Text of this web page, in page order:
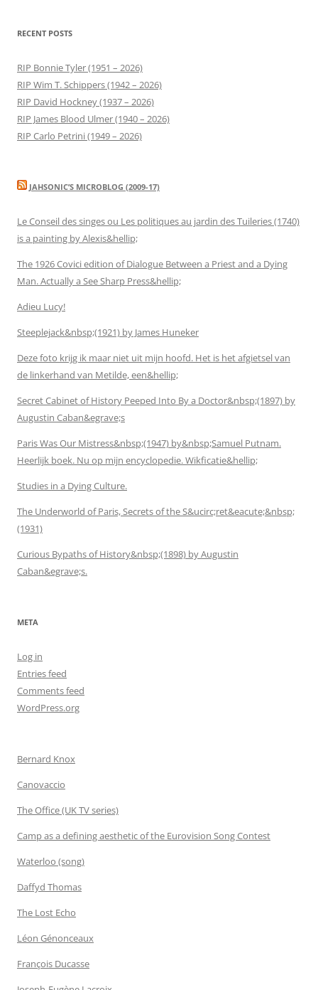
RECENT POSTS
RIP Bonnie Tyler (1951 – 2026)
RIP Wim T. Schippers (1942 – 2026)
RIP David Hockney (1937 – 2026)
RIP James Blood Ulmer (1940 – 2026)
RIP Carlo Petrini (1949 – 2026)
JAHSONIC’S MICROBLOG (2009-17)
Le Conseil des singes ou Les politiques au jardin des Tuileries (1740)
is a painting by Alexis&hellip;
The 1926 Covici edition of Dialogue Between a Priest and a Dying
Man. Actually a See Sharp Press&hellip;
Adieu Lucy!
Steeplejack&nbsp;(1921) by James Huneker
Deze foto krijg ik maar niet uit mijn hoofd. Het is het afgietsel van
de linkerhand van Metilde, een&hellip;
Secret Cabinet of History Peeped Into By a Doctor&nbsp;(1897) by
Augustin Caban&egrave;s
Paris Was Our Mistress&nbsp;(1947) by&nbsp;Samuel Putnam.
Heerlijk boek. Nu op mijn encyclopedie. Wikficatie&hellip;
Studies in a Dying Culture.
The Underworld of Paris, Secrets of the S&ucirc;ret&eacute;&nbsp;
(1931)
Curious Bypaths of History&nbsp;(1898) by Augustin
Caban&egrave;s.
META
Log in
Entries feed
Comments feed
WordPress.org
Bernard Knox
Canovaccio
The Office (UK TV series)
Camp as a defining aesthetic of the Eurovision Song Contest
Waterloo (song)
Daffyd Thomas
The Lost Echo
Léon Génonceaux
François Ducasse